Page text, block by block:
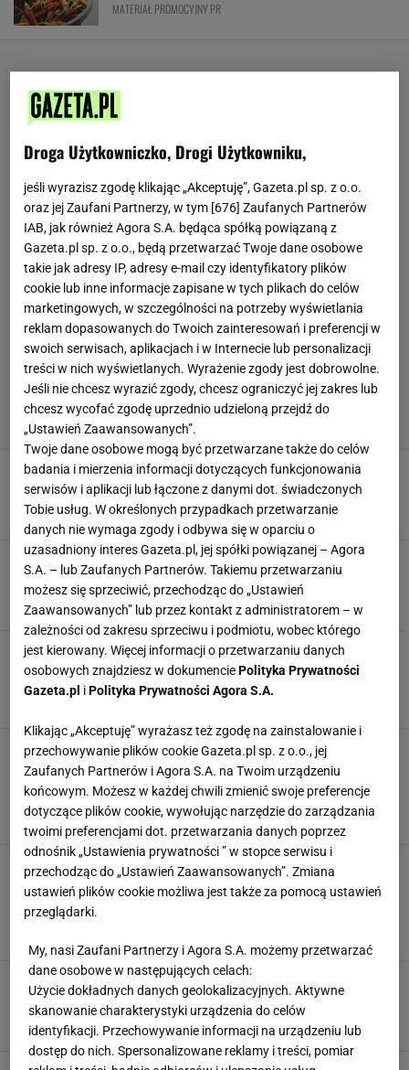
MATERIAŁ PROMOCYJNY PR
Trening na płaski brzuch w 4 tygodnie -
najlepsze ćwiczenia na mięśnie brzucha
MATERIAŁ PROMOCYJNY PR
5 motywujących kobiet, które schudły
DIETA ODCHUDZAJĄCA JAK SCHUDNĄĆ KOBIETA
Jak schudnąć 10 kg? 10 zasad odchudzania
DIETA ODCHUDZAJĄCA JAK SCHUDNĄĆ
JAK SCHUDNĄĆ 10 KG W MIESIĄC? ODCHUDZANIE
Zdrowe śniadanie. Czy zdrowe śniadanie jest
pracochłonne? Najlepsze przepisy na zdrowe
śniadanie na szybko, do pracy i na słodko
DIETA JAK SCHUDNĄĆ PRZEPISY ZDROWE ODŻYWIANIE
Dieta Dukana. Na czym polega dieta białkowa?
4 etapy diety Dukana i jadłospis dostosowany
do etapu
Jak spalić tłuszcz z brzucha? Spalanie tłuszczu
z brzucha w 4 skutecznych krokach
DIETA JAK SCHUDNĄĆ SPALANIE TŁUSZCZU
Droga Użytkowniczko, Drogi Użytkowniku,
jeśli wyrazisz zgodę klikając „Akceptuję”, Gazeta.pl sp. z o.o.
oraz jej Zaufani Partnerzy, w tym [676] Zaufanych Partnerów
IAB, jak również Agora S.A. będąca spółką powiązaną z
Gazeta.pl sp. z o.o., będą przetwarzać Twoje dane osobowe
takie jak adresy IP, adresy e-mail czy identyfikatory plików
cookie lub inne informacje zapisane w tych plikach do celów
marketingowych, w szczególności na potrzeby wyświetlania
reklam dopasowanych do Twoich zainteresowań i preferencji w
swoich serwisach, aplikacjach i w Internecie lub personalizacji
treści w nich wyświetlanych. Wyrażenie zgody jest dobrowolne.
Jeśli nie chcesz wyrazić zgody, chcesz ograniczyć jej zakres lub
chcesz wycofać zgodę uprzednio udzieloną przejdź do
„Ustawień Zaawansowanych”.
Twoje dane osobowe mogą być przetwarzane także do celów
badania i mierzenia informacji dotyczących funkcjonowania
serwisów i aplikacji lub łączone z danymi dot. świadczonych
Tobie usług. W określonych przypadkach przetwarzanie
danych nie wymaga zgody i odbywa się w oparciu o
uzasadniony interes Gazeta.pl, jej spółki powiązanej – Agora
S.A. – lub Zaufanych Partnerów. Takiemu przetwarzaniu
możesz się sprzeciwić, przechodząc do „Ustawień
Zaawansowanych” lub przez kontakt z administratorem – w
zależności od zakresu sprzeciwu i podmiotu, wobec którego
jest kierowany. Więcej informacji o przetwarzaniu danych
osobowych znajdziesz w dokumenciePolityka Prywatności
Gazeta.pl iPolityka Prywatności Agora S.A.
Klikając „Akceptuję” wyrażasz też zgodę na zainstalowanie i
przechowywanie plików cookie Gazeta.pl sp. z o.o., jej
Zaufanych Partnerów i Agora S.A. na Twoim urządzeniu
końcowym. Możesz w każdej chwili zmienić swoje preferencje
dotyczące plików cookie, wywołując narzędzie do zarządzania
twoimi preferencjami dot. przetwarzania danych poprzez
odnośnik „Ustawienia prywatności ” w stopce serwisu i
przechodząc do „Ustawień Zaawansowanych”. Zmiana
ustawień plików cookie możliwa jest także za pomocą ustawień
przeglądarki.
My, nasi Zaufani Partnerzy i Agora S.A. możemy przetwarzać
dane osobowe w następujących celach:
Użycie dokładnych danych geolokalizacyjnych. Aktywne
skanowanie charakterystyki urządzenia do celów
identyfikacji. Przechowywanie informacji na urządzeniu lub
dostęp do nich. Spersonalizowane reklamy i treści, pomiar